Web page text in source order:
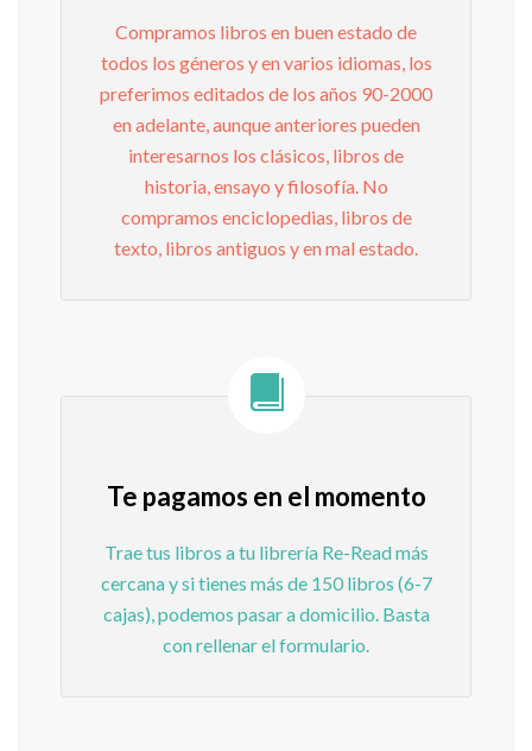
Compramos libros en buen estado de
todos los géneros y en varios idiomas, los
preferimos editados de los años 90-2000
en adelante, aunque anteriores pueden
interesarnos los clásicos, libros de
historia, ensayo y filosofía. No
compramos enciclopedias, libros de
texto, libros antiguos y en mal estado.
Te pagamos en el momento
Trae tus libros a tu librería Re-Read más
cercana y si tienes más de 150 libros (6-7
cajas), podemos pasar a domicilio. Basta
con rellenar el formulario.